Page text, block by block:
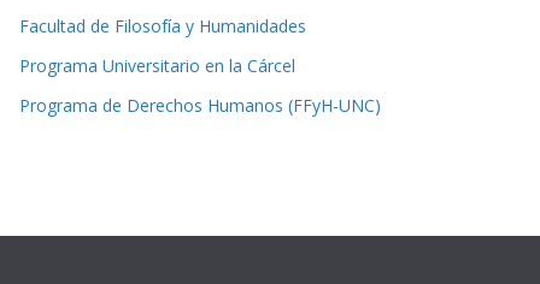
Facultad de Filosofía y Humanidades
Programa Universitario en la Cárcel
Programa de Derechos Humanos (FFyH-UNC)